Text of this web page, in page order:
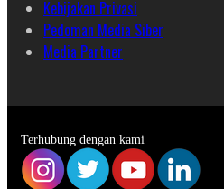
Kebijakan Privasi
Pedoman Media Siber
Media Partner
Terhubung dengan kami